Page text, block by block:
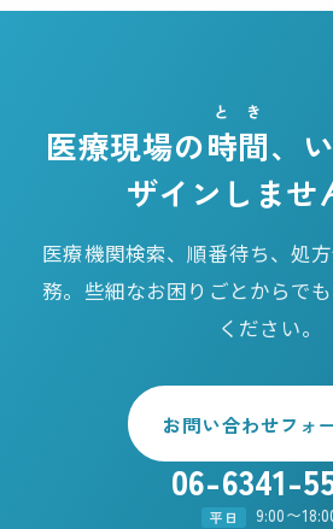
医療現場の時間
とき
、
ザインしませ
医療機関検索、順番待ち、処
務。些細なお困りごとからで
ください。
お問い合わせフォ
06-6341-
平日 9:00〜